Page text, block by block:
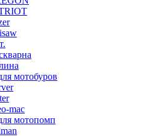
мотобуров
mac
мотопомп